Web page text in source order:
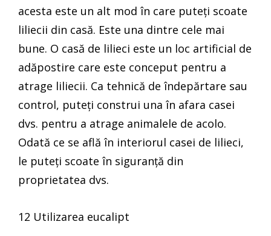
acesta este un alt mod în care puteți scoate
liliecii din casă. Este una dintre cele mai
bune. O casă de lilieci este un loc artificial de
adăpostire care este conceput pentru a
atrage liliecii. Ca tehnică de îndepărtare sau
control, puteți construi una în afara casei
dvs. pentru a atrage animalele de acolo.
Odată ce se află în interiorul casei de lilieci,
le puteți scoate în siguranță din
proprietatea dvs.
12 Utilizarea eucalipt